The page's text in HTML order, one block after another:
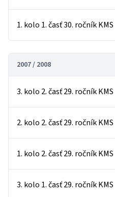
1. kolo 1. časť 30. ročník KMS
2007 / 2008
3. kolo 2. časť 29. ročník KMS
2. kolo 2. časť 29. ročník KMS
1. kolo 2. časť 29. ročník KMS
3. kolo 1. časť 29. ročník KMS